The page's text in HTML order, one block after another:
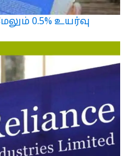
0.5% உயர்வு